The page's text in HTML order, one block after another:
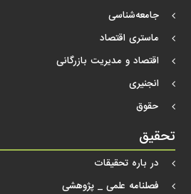
جامعه‌شناسی
ماستری اقتصاد
اقتصاد و مدیریت بازرگانی
انجنیری
حقوق
تحقیق
در باره تحقیقات
فصلنامه علمی _ پژوهشی